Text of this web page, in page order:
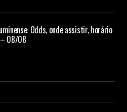
Odds, onde assistir, horário
– 08/08